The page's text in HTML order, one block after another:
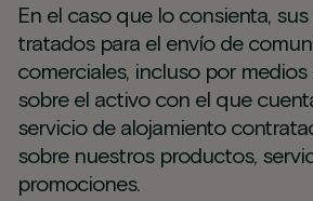
En el caso que lo consienta,
tratados para el envío de
comerciales, incluso por
sobre el activo con el que
servicio de alojamiento
sobre nuestros productos,
promociones.